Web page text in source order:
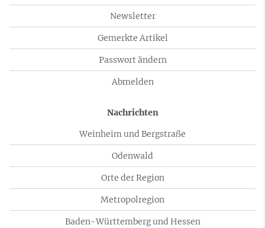
Newsletter
Gemerkte Artikel
Passwort ändern
Abmelden
Nachrichten
Weinheim und Bergstraße
Odenwald
Orte der Region
Metropolregion
Baden-Württemberg und Hessen